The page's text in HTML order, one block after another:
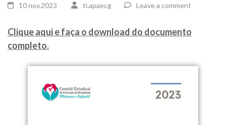
10 nov,2023 ti.apaecg Leave a comment
Clique aqui e faça o download do documento
completo.